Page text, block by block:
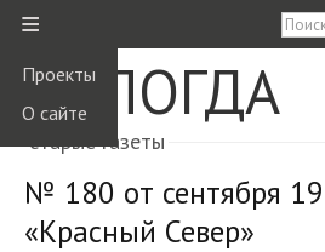
≡
Проекты
О сайте
ВОЛОГДА
старые газеты
№ 180 от сентября
«Красный Север»